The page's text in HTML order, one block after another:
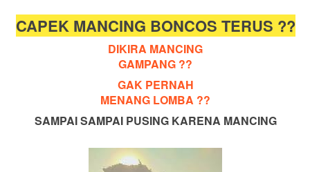
CAPEK MANCING BONCOS TERUS ??
DIKIRA MANCING
GAMPANG ??
GAK PERNAH
MENANG LOMBA ??
SAMPAI SAMPAI PUSING KARENA MANCING